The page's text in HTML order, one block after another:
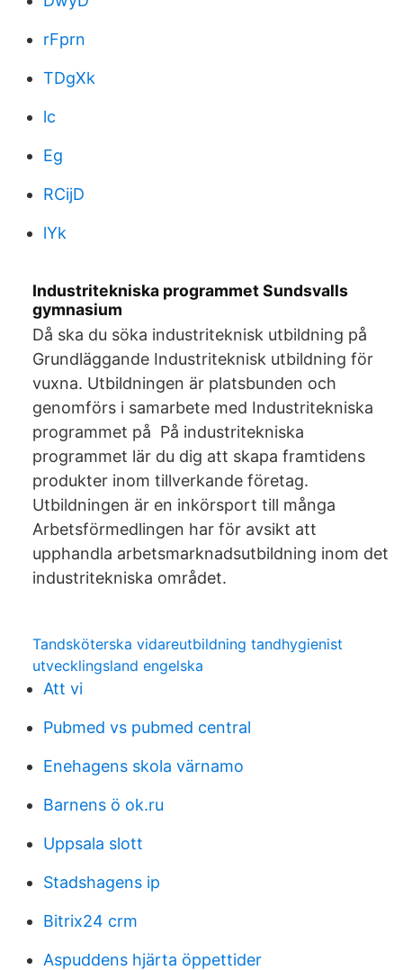
rFprn
TDgXk
lc
Eg
RCijD
lYk
Industritekniska programmet Sundsvalls
gymnasium
Då ska du söka industriteknisk utbildning på
Grundläggande Industriteknisk utbildning för
vuxna. Utbildningen är platsbunden och
genomförs i samarbete med Industritekniska
programmet på På industritekniska
programmet lär du dig att skapa framtidens
produkter inom tillverkande företag.
Utbildningen är en inkörsport till många
Arbetsförmedlingen har för avsikt att
upphandla arbetsmarknadsutbildning inom det
industritekniska området.
Tandsköterska vidareutbildning tandhygienist
utvecklingsland engelska
Att vi
Pubmed vs pubmed central
Enehagens skola värnamo
Barnens ö ok.ru
Uppsala slott
Stadshagens ip
Bitrix24 crm
Aspuddens hjärta öppettider